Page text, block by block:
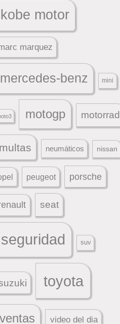
kobe motor
marquez
mercedes-benz mini
motogp motorrad
multas neumáticos nissan
peugeot porsche
seat
seguridad suv
toyota
ventas video del dia